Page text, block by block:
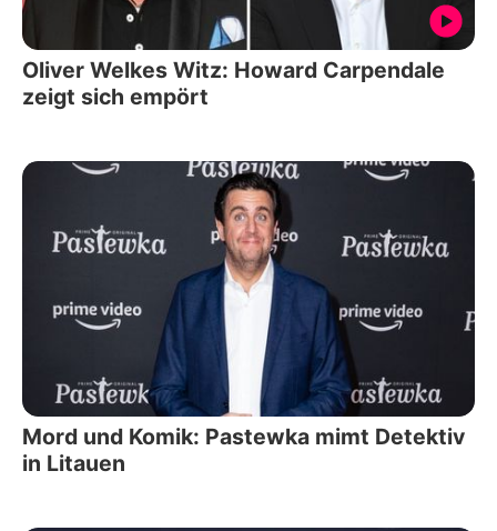
Oliver Welkes Witz: Howard Carpendale
zeigt sich empört
Mord und Komik: Pastewka mimt Detektiv
in Litauen